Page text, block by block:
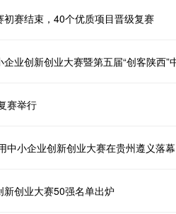
初赛结束，40个优质项目晋级复赛
赛举行
中小企业创新创业大赛在贵州遵义落幕
新创业大赛50强名单出炉